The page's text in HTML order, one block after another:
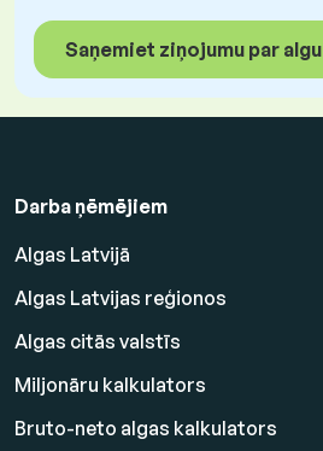
Saņemiet ziņojumu par algu
Darba ņēmējiem
Algas Latvijā
Algas Latvijas reģionos
Algas citās valstīs
Miljonāru kalkulators
Bruto-neto algas kalkulators